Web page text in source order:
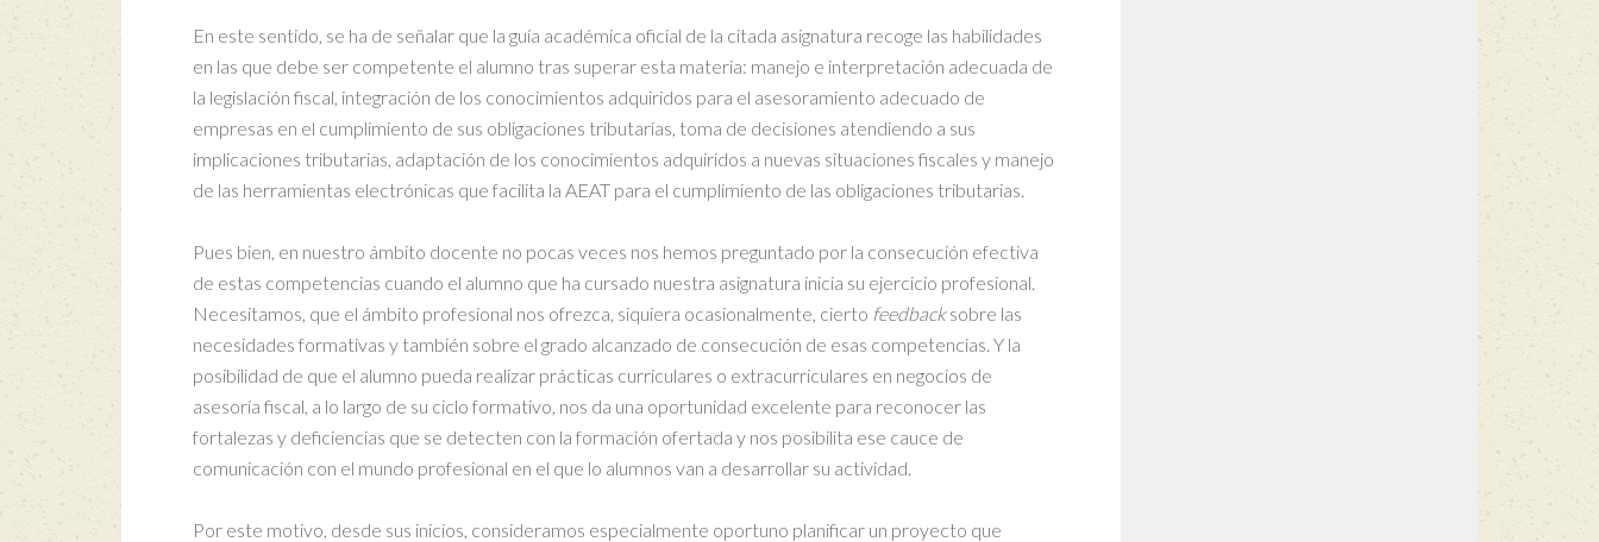
En este sentido, se ha de señalar que la guía académica oficial de la citada asignatura recoge las habilidades
en las que debe ser competente el alumno tras superar esta materia: manejo e interpretación adecuada de
la legislación fiscal, integración de los conocimientos adquiridos para el asesoramiento adecuado de
empresas en el cumplimiento de sus obligaciones tributarias, toma de decisiones atendiendo a sus
implicaciones tributarias, adaptación de los conocimientos adquiridos a nuevas situaciones fiscales y manejo
de las herramientas electrónicas que facilita la AEAT para el cumplimiento de las obligaciones tributarias.
Pues bien, en nuestro ámbito docente no pocas veces nos hemos preguntado por la consecución efectiva
de estas competencias cuando el alumno que ha cursado nuestra asignatura inicia su ejercicio profesional.
Necesitamos, que el ámbito profesional nos ofrezca, siquiera ocasionalmente, cierto feedbacksobre las
necesidades formativas y también sobre el grado alcanzado de consecución de esas competencias. Y la
posibilidad de que el alumno pueda realizar prácticas curriculares o extracurriculares en negocios de
asesoría fiscal, a lo largo de su ciclo formativo, nos da una oportunidad excelente para reconocer las
fortalezas y deficiencias que se detecten con la formación ofertada y nos posibilita ese cauce de
comunicación con el mundo profesional en el que lo alumnos van a desarrollar su actividad.
Por este motivo, desde sus inicios, consideramos especialmente oportuno planificar un proyecto que